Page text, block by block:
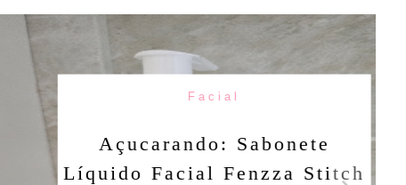
Facial
Sabonete
Fenzza Stitch